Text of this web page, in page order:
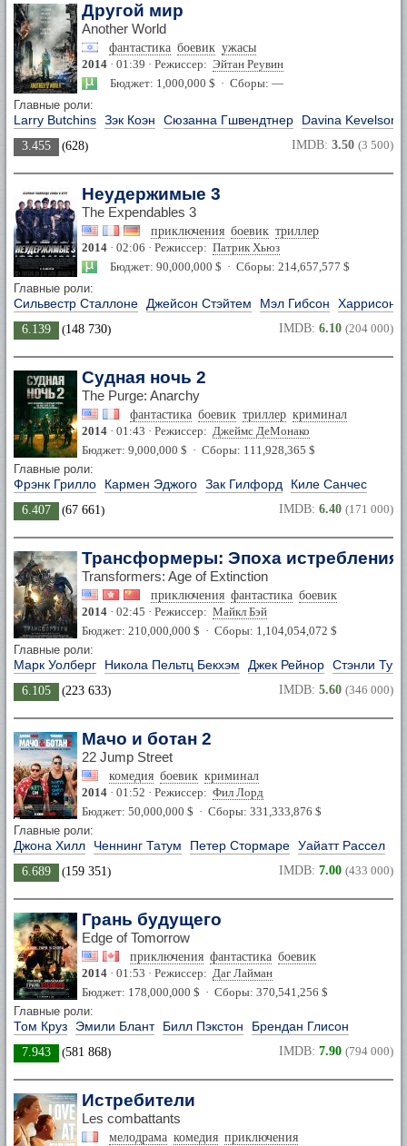
Другой мир
Another World
фантастика боевик ужасы
2014 · 01:39 · Режиссер: Эйтан Реувин
Бюджет: 1,000,000 $ · Сборы: —
Главные роли:
Larry Butchins Зэк Коэн Сюзанна Гшвендтнер Davina Kevelson
3.455 (628) IMDB: 3.50 (3 500)
Неудержимые 3
The Expendables 3
приключения боевик триллер
2014 · 02:06 · Режиссер: Патрик Хьюз
Бюджет: 90,000,000 $ · Сборы: 214,657,577 $
Главные роли:
Сильвестр Сталлоне Джейсон Стэйтем Мэл Гибсон Харрисон
6.139 (148 730) IMDB: 6.10 (204 000)
Судная ночь 2
The Purge: Anarchy
фантастика боевик триллер криминал
2014 · 01:43 · Режиссер: Джеймс ДеМонако
Бюджет: 9,000,000 $ · Сборы: 111,928,365 $
Главные роли:
Фрэнк Грилло Кармен Эджого Зак Гилфорд Киле Санчес
6.407 (67 661) IMDB: 6.40 (171 000)
Трансформеры: Эпоха истребления
Transformers: Age of Extinction
приключения фантастика боевик
2014 · 02:45 · Режиссер: Майкл Бэй
Бюджет: 210,000,000 $ · Сборы: 1,104,054,072 $
Главные роли:
Марк Уолберг Никола Пельтц Бекхэм Джек Рейнор Стэнли
6.105 (223 633) IMDB: 5.60 (346 000)
Мачо и ботан 2
22 Jump Street
комедия боевик криминал
2014 · 01:52 · Режиссер: Фил Лорд
Бюджет: 50,000,000 $ · Сборы: 331,333,876 $
Главные роли:
Джона Хилл Ченнинг Татум Петер Стормаре Уайатт Рассел
6.689 (159 351) IMDB: 7.00 (433 000)
Грань будущего
Edge of Tomorrow
приключения фантастика боевик
2014 · 01:53 · Режиссер: Даг Лайман
Бюджет: 178,000,000 $ · Сборы: 370,541,256 $
Главные роли:
Том Круз Эмили Блант Билл Пэкстон Брендан Глисон
7.943 (581 868) IMDB: 7.90 (794 000)
Истребители
Les combattants
мелодрама комедия приключения